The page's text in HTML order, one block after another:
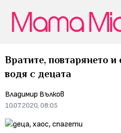
Вратите, повтарянето
водя с децата
Владимир Вълков
10.07.2020, 08:05